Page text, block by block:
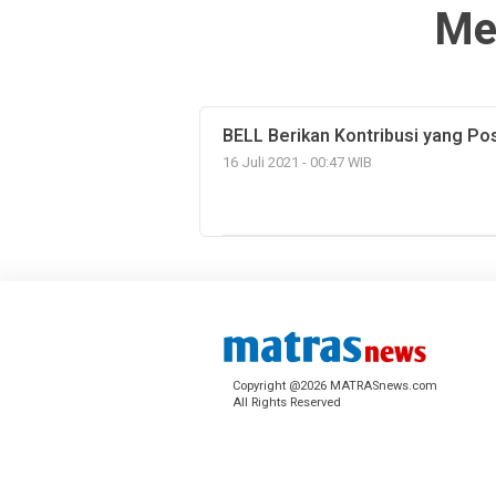
BELL Berikan Kontribusi yang
16 Juli 2021 - 00:47 WIB
Copyright @2026 MATRASnews.com
All Rights Reserved